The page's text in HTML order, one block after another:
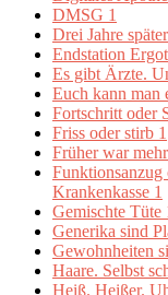
DMSG 1
Drei Jahre
Endstation
Es gibt Ärzte.
Euch kann man
Fortschritt oder
Friss oder stirb 1
Früher war
Krankenkasse 1
Gemischte Tüte
Generika sind
Gewohnheiten
Haare. Selbst
Heiß. Heißer.